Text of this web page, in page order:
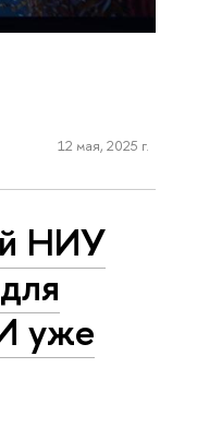
12 мая, 2025 г.
НИУ
уже